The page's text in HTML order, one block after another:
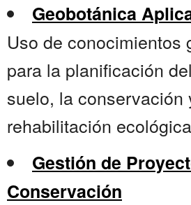
Geobotánica
Uso de conocimientos
para la planificación
suelo, la conservación
rehabilitación
Gestión de
Conservación